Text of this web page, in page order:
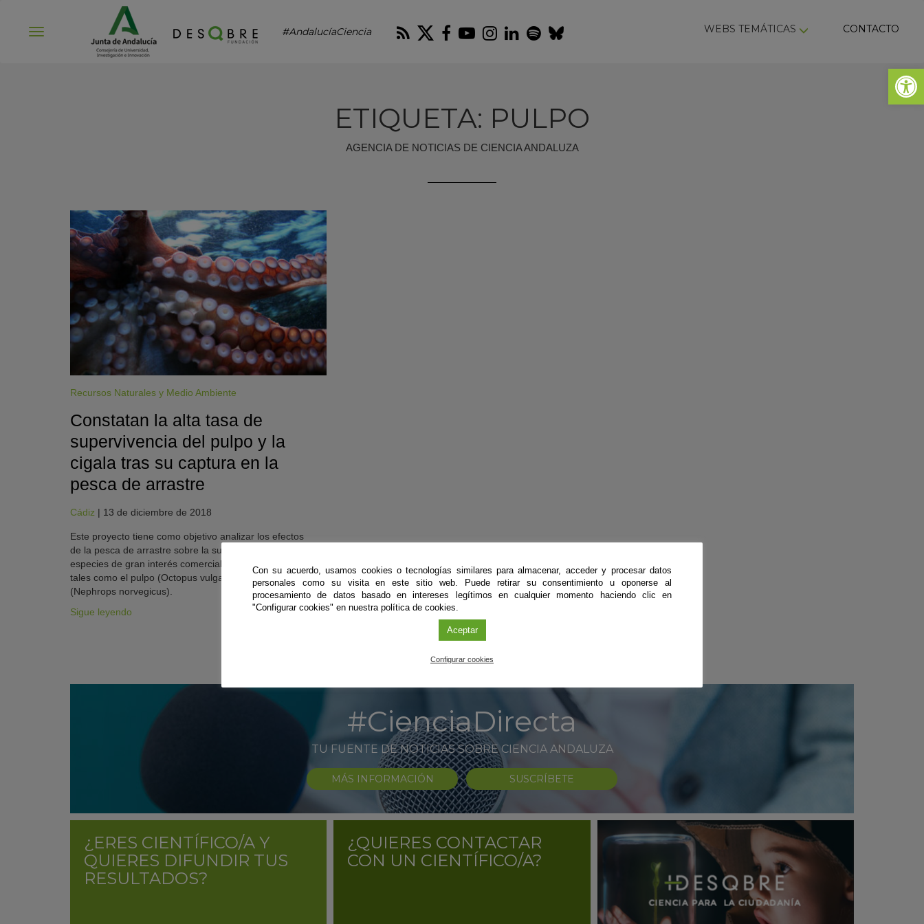
Abrir
#AndalucíaCiencia RSS Twitter
Facebook
Youtube
Instagram
LinkedIn
Spotify
Bluesky WEBS TEMÁTICAS CONTACTO
ETIQUETA: PULPO
AGENCIA DE NOTICIAS DE CIENCIA ANDALUZA
Recursos Naturales y Medio Ambiente
Constatan la alta tasa de
supervivencia del pulpo y la
cigala tras su captura en la
pesca de arrastre
Cádiz | 13 de diciembre de 2018
Este proyecto tiene como objetivo analizar los efectos
de la pesca de arrastre sobre la supervivencia de dos
especies de gran interés comercial en el sur de España
tales como el pulpo (Octopus vulgaris) y la cigala
(Nephrops norvegicus).
Sigue leyendo
#CienciaDirecta
TU FUENTE DE NOTICIAS SOBRE CIENCIA ANDALUZA
MÁS INFORMACIÓN SUSCRÍBETE
¿ERES CIENTÍFICO/A Y
QUIERES DIFUNDIR TUS
RESULTADOS?
¿QUIERES CONTACTAR
CON UN CIENTÍFICO/A?
Con su acuerdo, usamos cookies o tecnologías similares para almacenar, acceder y procesar datos
personales como su visita en este sitio web. Puede retirar su consentimiento u oponerse al
procesamiento de datos basado en intereses legítimos en cualquier momento haciendo clic en
"Configurar cookies" en nuestra política de cookies.
Aceptar
Configurar cookies